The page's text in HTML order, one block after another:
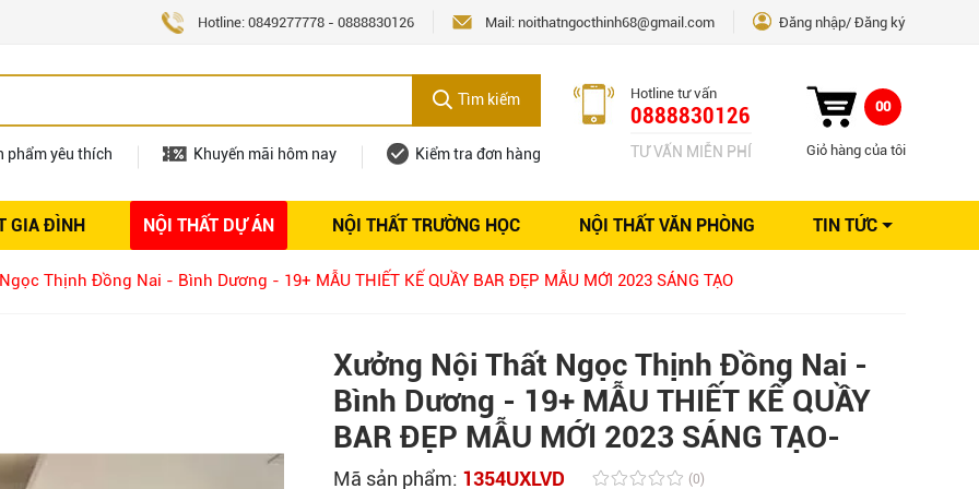
Hotline: 0849277778 - 0888830126 Mail: noithatngocthinh68@gmail.com Đăng nhập Đăng ký
Tìm kiếm
phẩm yêu thích Khuyến mãi hôm nay Kiểm tra đơn hàng
Hotline tư vấn
0888830126
TƯ VẤN MIỄN PHÍ
00
Giỏ hàng của tôi
GIA ĐÌNH NỘI THẤT DỰ ÁN NỘI THẤT TRƯỜNG HỌC NỘI THẤT VĂN PHÒNG TIN TỨC
thất Tuyển dụng Kinh nghiệm Nội thất
Giải pháp thiết kế
Thịnh Đồng Nai - Bình Dương - 19+ MẪU THIẾT KẾ QUẦY BAR ĐẸP MẪU MỚI 2023 SÁNG TẠO
Xưởng Nội Thất Ngọc Thịnh Đồng Nai -
Bình Dương - 19+ MẪU THIẾT KẾ QUẦY
BAR ĐẸP MẪU MỚI 2023 SÁNG TẠO-
Mã sản phẩm: 1354UXLVD (0)